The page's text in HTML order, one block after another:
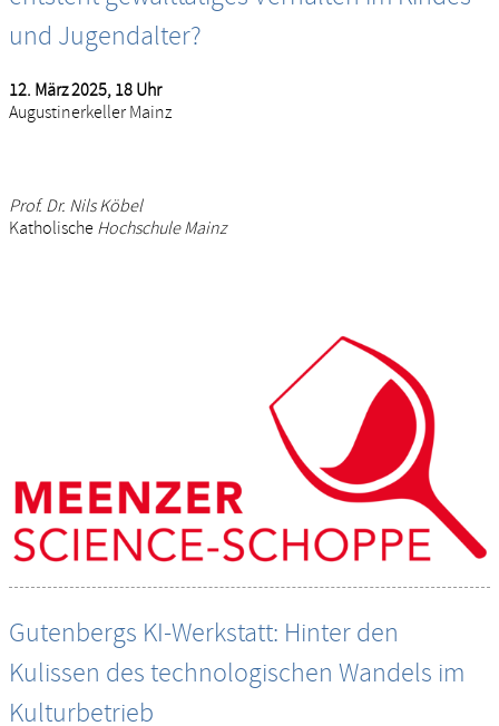
und Jugendalter?
12. März 2025, 18 Uhr
Augustinerkeller Mainz
Prof. Dr. Nils Köbel
Katholische Hochschule Mainz
Gutenbergs KI-Werkstatt: Hinter den
Kulissen des technologischen Wandels im
Kulturbetrieb